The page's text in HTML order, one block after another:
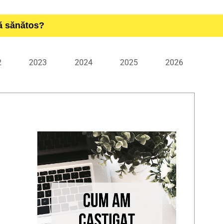
sănătos?
2023 2024 2025 2026